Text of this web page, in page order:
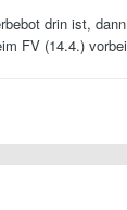
drin ist,
FV (14.4.)